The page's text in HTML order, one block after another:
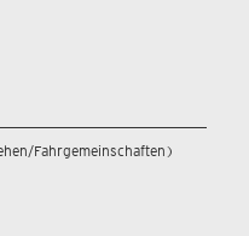
Fahrgemeinschaften)